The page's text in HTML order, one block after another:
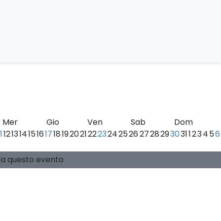
Mer Gio Ven Sab
Dom
1213141516171819202122232425262728293031123456
questo evento